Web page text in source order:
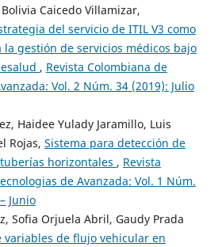
Caicedo Villamizar,
del servicio de ITIL V3 como
gestión de servicios médicos bajo
, Revista Colombiana de
Vol. 2 Núm. 34 (2019): Julio
Haidee Yulady Jaramillo, Luis
Rojas, Sistema para detección de
horizontales , Revista
de Avanzada: Vol. 1 Núm.
Junio
Sofia Orjuela Abril, Gaudy Prada
variables de flujo vehicular en